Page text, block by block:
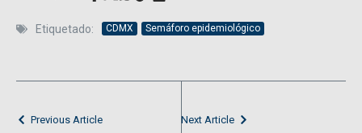
Etiquetado: CDMX Semáforo epidemiológico
Previous Article Next Article